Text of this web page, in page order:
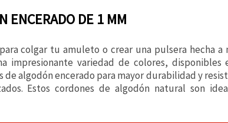
ENCERADO DE 1 MM
colgar tu amuleto o crear una pulsera hecha
impresionante variedad de colores,
algodón encerado para mayor durabilidad y
Estos cordones de algodón natural son